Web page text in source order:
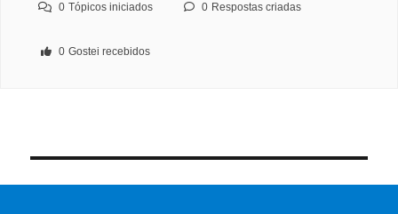
0 Tópicos iniciados 0 Respostas criadas
0 Gostei recebidos